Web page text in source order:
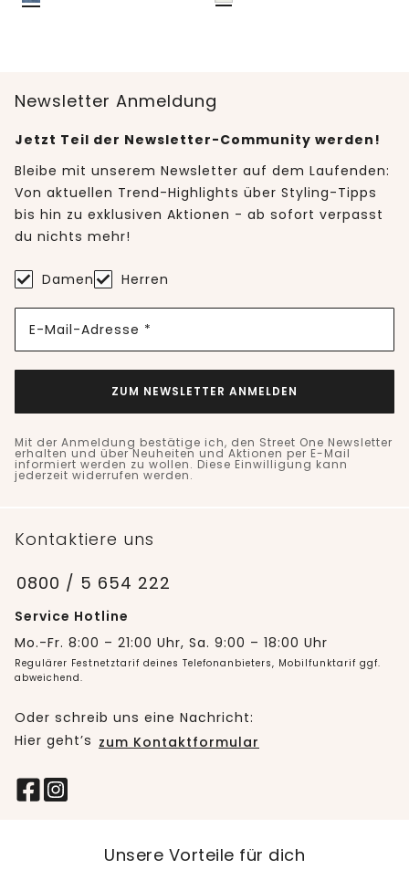
Newsletter Anmeldung
Jetzt Teil der Newsletter-Community werden!
Bleibe mit unserem Newsletter auf dem Laufenden:
Von aktuellen Trend-Highlights über Styling-Tipps
bis hin zu exklusiven Aktionen - ab sofort verpasst
du nichts mehr!
Damen Herren
E-Mail-Adresse *
ZUM NEWSLETTER ANMELDEN
Mit der Anmeldung bestätige ich, den Street One Newsletter
erhalten und über Neuheiten und Aktionen per E-Mail
informiert werden zu wollen. Diese Einwilligung kann
jederzeit widerrufen werden.
Kontaktiere uns
0800 / 5 654 222
Service Hotline
Mo.-Fr. 8:00 – 21:00 Uhr, Sa. 9:00 – 18:00 Uhr
Regulärer Festnetztarif deines Telefonanbieters, Mobilfunktarif ggf.
abweichend.
Oder schreib uns eine Nachricht:
Hier geht’s zum Kontaktformular
Unsere Vorteile für dich